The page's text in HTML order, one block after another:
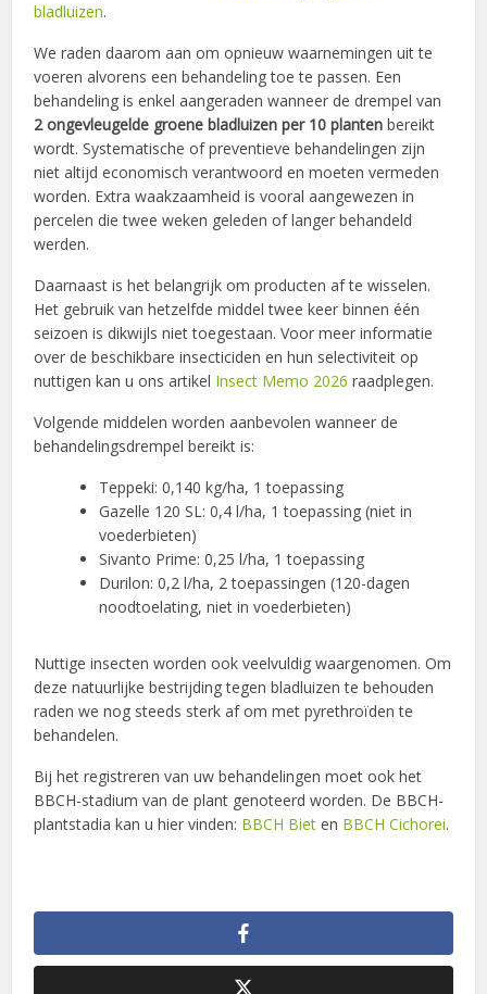
bladluizen.
We raden daarom aan om opnieuw waarnemingen uit te
voeren alvorens een behandeling toe te passen. Een
behandeling is enkel aangeraden wanneer de drempel van
2 ongevleugelde groene bladluizen per 10 planten bereikt
wordt. Systematische of preventieve behandelingen zijn
niet altijd economisch verantwoord en moeten vermeden
worden. Extra waakzaamheid is vooral aangewezen in
percelen die twee weken geleden of langer behandeld
werden.
Daarnaast is het belangrijk om producten af te wisselen.
Het gebruik van hetzelfde middel twee keer binnen één
seizoen is dikwijls niet toegestaan. Voor meer informatie
over de beschikbare insecticiden en hun selectiviteit op
nuttigen kan u ons artikel Insect Memo 2026 raadplegen.
Volgende middelen worden aanbevolen wanneer de
behandelingsdrempel bereikt is:
Teppeki: 0,140 kg/ha, 1 toepassing
Gazelle 120 SL: 0,4 l/ha, 1 toepassing (niet in
voederbieten)
Sivanto Prime: 0,25 l/ha, 1 toepassing
Durilon: 0,2 l/ha, 2 toepassingen (120-dagen
noodtoelating, niet in voederbieten)
Nuttige insecten worden ook veelvuldig waargenomen. Om
deze natuurlijke bestrijding tegen bladluizen te behouden
raden we nog steeds sterk af om met pyrethroïden te
behandelen.
Bij het registreren van uw behandelingen moet ook het
BBCH-stadium van de plant genoteerd worden. De BBCH-
plantstadia kan u hier vinden: BBCH Biet en BBCH Cichorei.